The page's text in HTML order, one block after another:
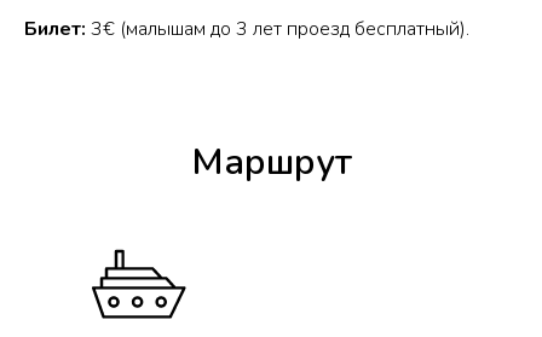
Билет: 3€ (малышам до 3 лет проезд бесплатный).
Маршрут